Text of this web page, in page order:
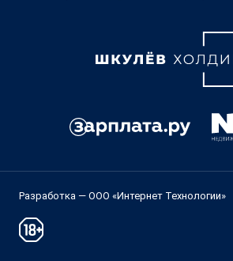
Разработка — ООО «Интернет Технологии»